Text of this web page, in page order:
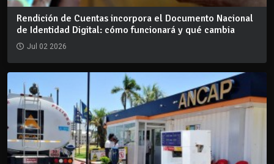
Rendición de Cuentas incorpora el Documento Nacional
de Identidad Digital: cómo funcionará y qué cambia
Jul 02 2026